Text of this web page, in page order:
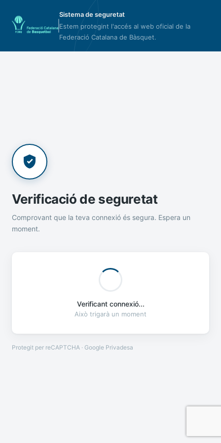
Sistema de seguretat
Estem protegint l'accés al web oficial de la
Federació Catalana de Bàsquet.
Verificació de seguretat
Comprovant que la teva connexió és segura. Espera un
moment.
Verificant connexió...
Això trigarà un moment
Protegit per reCAPTCHA · Google Privadesa